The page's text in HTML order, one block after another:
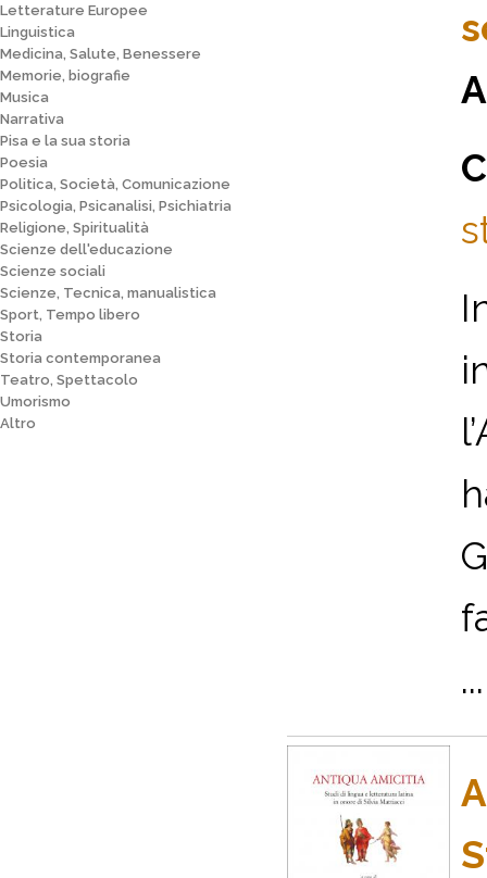
Letterature Europee
Linguistica
Medicina, Salute, Benessere
Memorie, biografie
Musica
Narrativa
Pisa e la sua storia
Poesia
Politica, Società, Comunicazione
Psicologia, Psicanalisi, Psichiatria
Religione, Spiritualità
Scienze dell'educazione
Scienze sociali
Scienze, Tecnica, manualistica
Sport, Tempo libero
Storia
Storia contemporanea
Teatro, Spettacolo
Umorismo
Altro
...